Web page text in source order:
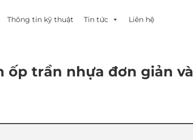
Thông tin kỹ thuật Tin tức Liên hệ
ốp trần nhựa đơn giản